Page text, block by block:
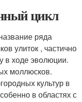
цикл
ряда
улиток , частично
в ходе эволюции.
моллюсков.
культур в
в областях с